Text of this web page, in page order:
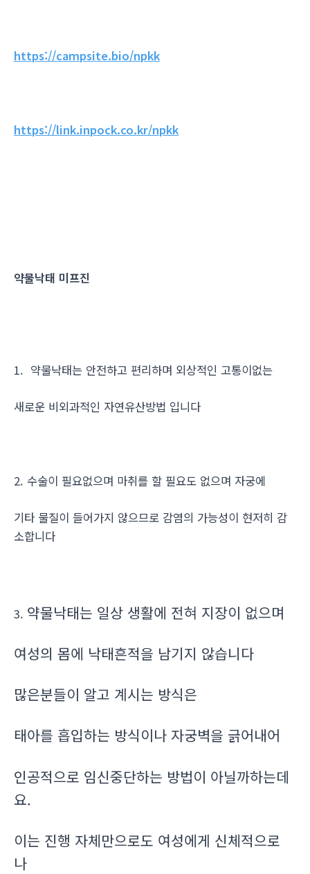
https://campsite.bio/npkk
https://link.inpock.co.kr/npkk
약물낙태 미프진
1. 약물낙태는 안전하고 편리하며 외상적인 고통이없는
새로운 비외과적인 자연유산방법 입니다
2. 수술이 필요없으며 마취를 할 필요도 없으며 자궁에
기타 물질이 들어가지 않으므로 감염의 가능성이 현저히 감
소합니다
3. 약물낙태는 일상 생활에 전혀 지장이 없으며
여성의 몸에 낙태흔적을 남기지 않습니다
많은분들이 알고 계시는 방식은
태아를 흡입하는 방식이나 자궁벽을 긁어내어
인공적으로 임신중단하는 방법이 아닐까하는데
요.
이는 진행 자체만으로도 여성에게 신체적으로
나